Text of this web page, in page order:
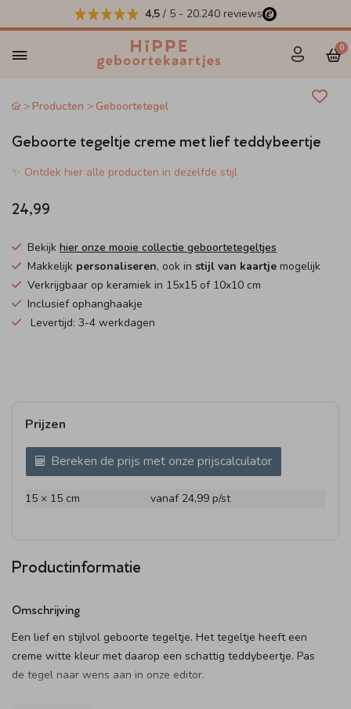
4,5 / 5 - 20.240 reviews
0
Producten Geboortetegel
Geboorte tegeltje creme met lief teddybeertje
✨ Ontdek hier alle producten in dezelfde stijl
24,99
Bekijk hier onze mooie collectie geboortetegeltjes
Makkelijk personaliseren, ook in stijl van kaartje mogelijk
Verkrijgbaar op keramiek in 15x15 of 10x10 cm
Inclusief ophanghaakje
Levertijd: 3-4 werkdagen
Prijzen
Bereken de prijs met onze prijscalculator
15 × 15 cm vanaf 24,99 p/st
Productinformatie
Omschrijving
Een lief en stijlvol geboorte tegeltje. Het tegeltje heeft een
creme witte kleur met daarop een schattig teddybeertje. Pas
de tegel naar wens aan in onze editor.